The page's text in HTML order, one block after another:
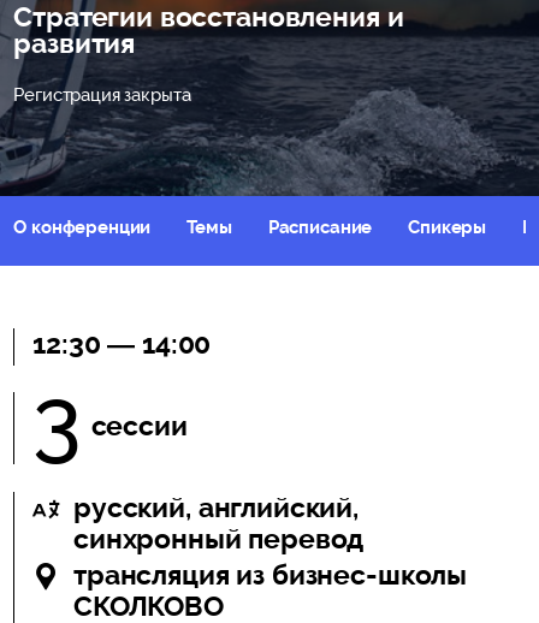
Стратегии восстановления и
развития
Регистрация закрыта
О конференции Темы Расписание Спикеры
12:30 — 14:00
3 сессии
русский, английский,
синхронный перевод
трансляция из бизнес-школы
СКОЛКОВО